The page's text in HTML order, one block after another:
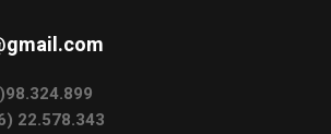
22.578.343